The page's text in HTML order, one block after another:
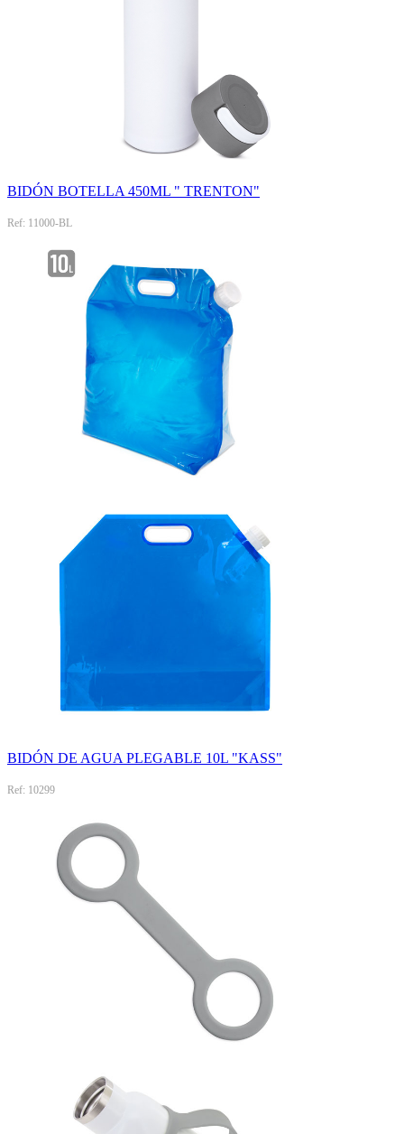
BIDÓN BOTELLA 450ML " TRENTON"
Ref: 11000-BL
BIDÓN DE AGUA PLEGABLE 10L "KASS"
Ref: 10299